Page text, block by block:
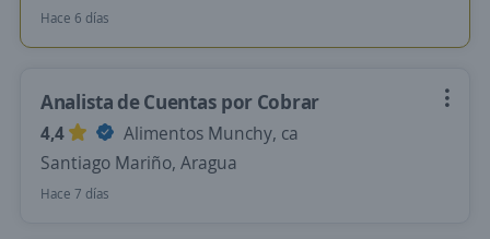
Hace 6 días
Analista de Cuentas por Cobrar
4,4
Alimentos Munchy, ca
Santiago Mariño, Aragua
Hace 7 días